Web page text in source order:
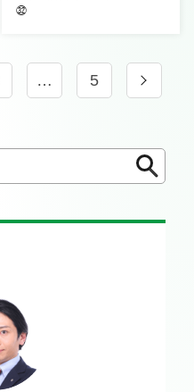
㉜
… 5
検